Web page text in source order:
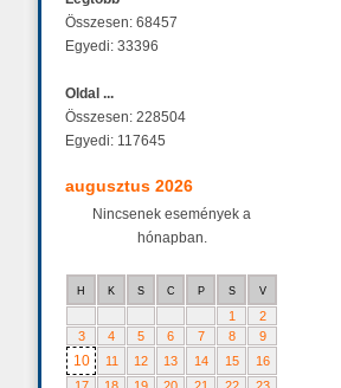
Összesen: 68457
Egyedi: 33396
Oldal ...
Összesen: 228504
Egyedi: 117645
augusztus 2026
Nincsenek események a
hónapban.
H K S C P S V
1
2
3
4 5 6 7 8 9
10 11 12 13 14 15
16